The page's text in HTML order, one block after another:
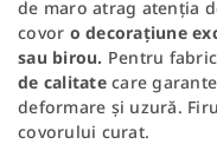
de maro atrag atenția
covor o decorațiune
sau birou. Pentru
de calitatecare
deformare și uzură.
covorului curat.